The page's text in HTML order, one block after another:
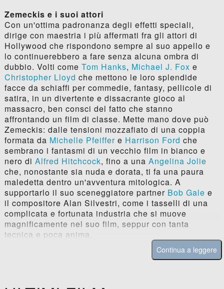
Zemeckis e i suoi attori
Con un'ottima padronanza degli effetti speciali,
dirige con maestria i più affermati fra gli attori di
Hollywood che rispondono sempre al suo appello e
lo continuerebbero a fare senza alcuna ombra di
dubbio. Volti come Tom Hanks, Michael J. Fox e
Christopher Lloyd che mettono le loro splendide
facce da schiaffi per commedie, fantasy, pellicole di
satira, in un divertente e dissacrante gioco al
massacro, ben consci del fatto che stanno
affrontando un film di classe. Mette mano dove può
Zemeckis: dalle tensioni mozzafiato di una coppia
formata da Michelle Pfeiffere Harrison Ford che
sembrano i fantasmi di un vecchio film in bianco e
nero di Alfred Hitchcock, fino a una Angelina Jolie
che, nonostante sia nuda e dorata, ti fa una paura
maledetta dentro un'avventura mitologica. A
supportarlo il suo sceneggiatore partner Bob Gale e
il compositore Alan Silvestri, come i tasselli di una
complicata e fortunata industria che si muove
magnificamente nel suo film, seppur con tanta
tecnica e poca anima.
Continua a leggere